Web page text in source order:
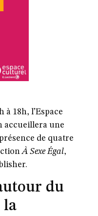
à 18h, l’Espace
accueillera une
de quatre
À Sexe Égal,
du
la